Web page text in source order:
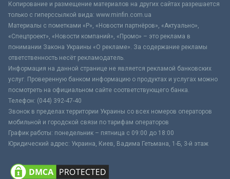
Копирование и размещение материалов на других сайтах разрешается
только с гиперссылкой вида: www.minfin.com.ua
Материалы с пометками «Р», «Новости партнёров», «Актуально»,
«Спецпроект», «Новости компаний», «Промо» – это реклама в
понимании Закона Украины «О рекламе». За содержание рекламы
ответственность несёт рекламодатель.
Информация на данной странице не является рекламой банковских
услуг. Проверенную банком информацию о продуктах и услугах можно
посмотреть на официальном сайте соответствующего банка.
Телефон: (044) 392-47-40
Звонок в пределах территории Украины со всех номеров операторов
мобильной и городской связи по тарифам операторов
График работы: понедельник – пятница с 09:00 до 18:00
Юридический адрес: Украина, Киев, Вадима Гетьмана, 1-Б, 3-й этаж